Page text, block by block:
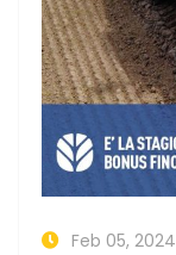
Feb 05, 2024